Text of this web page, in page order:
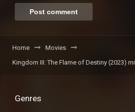
Home
Movies
Kingdom III: The Flame of Destiny (2023)
Genres